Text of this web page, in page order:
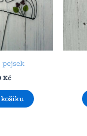
pejsek
Kč